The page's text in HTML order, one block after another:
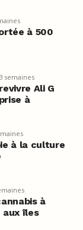
à 500
semaines
Ali G
à
à la culture
à
aux îles